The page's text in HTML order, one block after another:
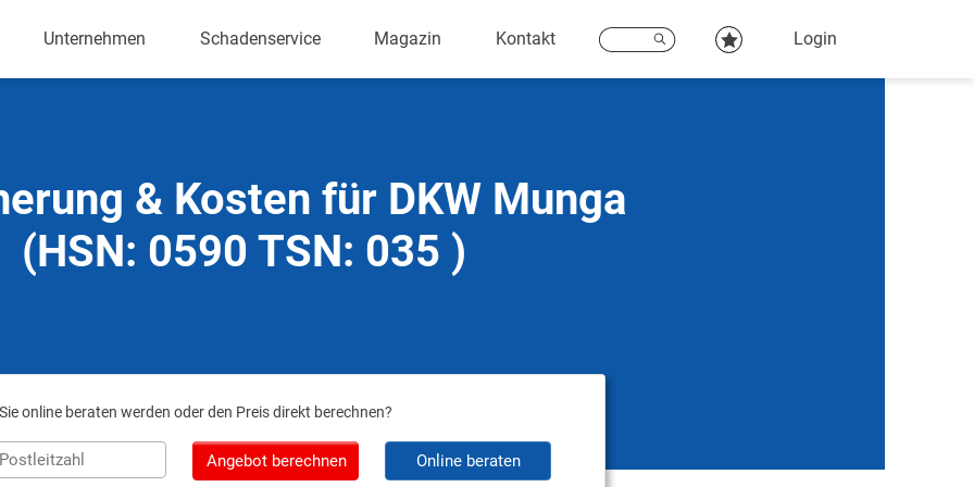
Unternehmen Schadenservice Magazin Kontakt Login
& Kosten für DKW Munga
(HSN: 0590 TSN: 035 )
online beraten werden oder den Preis direkt berechnen?
Angebot berechnen Online beraten